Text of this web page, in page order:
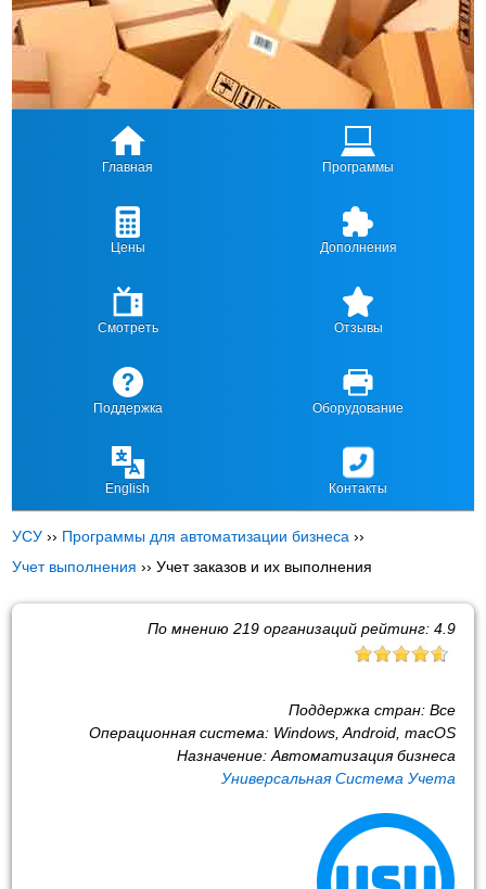
Главная Программы
Цены Дополнения
Смотреть Отзывы
Поддержка Оборудование
English Контакты
УСУ ›› Программы для автоматизации бизнеса ››
Учет выполнения ››Учет заказов и их выполнения
По мнению 219организаций рейтинг: 4.9
Поддержка стран: Все
Операционная система: Windows, Android, macOS
Назначение: Автоматизация бизнеса
Универсальная Система Учета